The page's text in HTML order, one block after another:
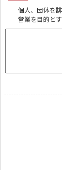
個人、団体を
営業を目的と